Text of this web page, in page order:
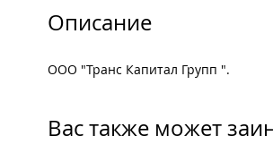
Описание
ООО "Транс Капитал Групп ".
Вас также может